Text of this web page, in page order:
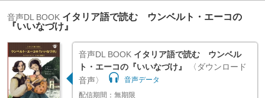
音声DL BOOK イタリア語で読む ウンベルト・エーコの
『いいなづけ』
音声DL BOOK イタリア語で読む ウンベル
ト・エーコの『いいなづけ』
〈ダウンロード
音声〉
音声データ
配信期間：無期限